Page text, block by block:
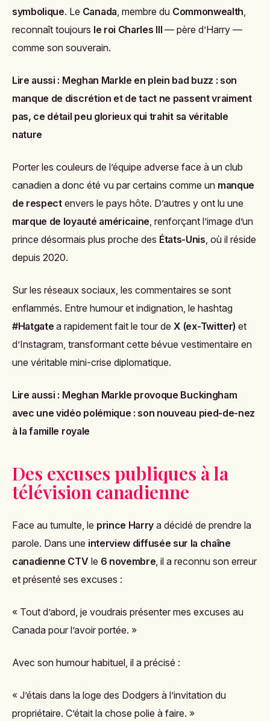
symbolique. Le Canada , membre du Commonwealth
reconnaît toujours le roi Charles III — père d’Harry —
comme son souverain.
Lire aussi : Meghan Markle en plein bad buzz : son
manque de discrétion et de tact ne passent vraiment
pas, ce détail peu glorieux qui trahit sa véritable
nature
Porter les couleurs de l’équipe adverse face à un club
canadien a donc été vu par certains comme un manque
de respectenvers le pays hôte. D’autres y ont lu une
marque de loyauté américaine , renforçant l’image d’un
prince désormais plus proche des États-Unis , où il réside
depuis 2020.
Sur les réseaux sociaux, les commentaires se sont
enflammés. Entre humour et indignation, le hashtag
#Hatgate a rapidement fait le tour deX (ex-Twitter) et
d’Instagram, transformant cette bévue vestimentaire en
une véritable mini-crise diplomatique.
Lire aussi : Meghan Markle provoque Buckingham
avec une vidéo polémique : son nouveau pied-de-nez
à la famille royale
Des excuses publiques à la
télévision canadienne
Face au tumulte, le prince Harry a décidé de prendre la
parole. Dans une interview diffusée sur la chaîne
canadienne CTV le 6 novembre , il a reconnu son erreur
et présenté ses excuses :
« Tout d’abord, je voudrais présenter mes excuses au
Canada pour l’avoir portée. »
Avec son humour habituel, il a précisé :
« J’étais dans la loge des Dodgers à l’invitation du
propriétaire. C’était la chose polie à faire. »